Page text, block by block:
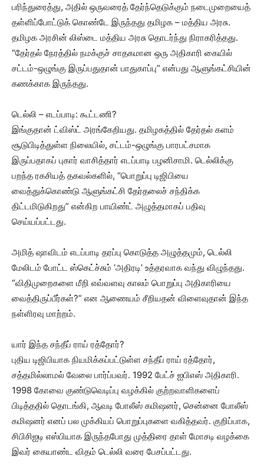
பரிந்துரைத்து, அதில் ஒருவரைத் தேர்ந்தெடுக்கும் நடைமுறையைத்
தள்ளிப்போட்டுக் கொண்டே இருந்தது தமிழக – மத்திய அரசு.
தமிழக அரசின் லிஸ்டை மத்திய அரசு தொடர்ந்து நிராகரித்தது.
“தேர்தல் நேரத்தில் நமக்குச் சாதகமான ஒரு அதிகாரி கையில்
சட்டம்-ஒழுங்கு இருப்பதுதான் பாதுகாப்பு” என்பது ஆளுங்கட்சியின்
கணக்காக இருந்தது.
டெல்லி – எடப்பாடி: கூட்டணி?
இங்குதான் ட்விஸ்ட் அரங்கேறியது. தமிழகத்தில் தேர்தல் களம்
சூடுபிடித்துள்ள நிலையில், சட்டம்-ஒழுங்கு பாரபட்சமாக
இருப்பதாகப் புகார் வாசித்தார் எடப்பாடி பழனிசாமி. டெல்லிக்கு
பறந்த ரகசியத் தகவல்களில், “பொறுப்பு டிஜிபியை
வைத்துக்கொண்டு ஆளுங்கட்சி தேர்தலைச் சந்திக்க
திட்டமிடுகிறது” என்கிற பாயிண்ட் அழுத்தமாகப் பதிவு
செய்யப்பட்டது.
அமித் ஷாவிடம் எடப்பாடி தரப்பு கொடுத்த அழுத்தமும், டெல்லி
மேலிடம் போட்ட ஸ்கெட்ச்சும் ‘அதிரடி’ உத்தரவாக வந்து விழுந்தது.
“விதிமுறைகளை மீறி எவ்வளவு காலம் பொறுப்பு அதிகாரியை
வைத்திருப்பீர்கள்?” என ஆணையம் சீறியதன் விளைவுதான் இந்த
நள்ளிரவு மாற்றம்.
யார் இந்த சந்தீப் ராய் ரத்தோர்?
புதிய டிஜிபியாக நியமிக்கப்பட்டுள்ள சந்தீப் ராய் ரத்தோர்,
சத்தமில்லாமல் வேலை பார்ப்பவர். 1992 பேட்ச் ஐபிஎஸ் அதிகாரி.
1998 கோவை குண்டுவெடிப்பு வழக்கில் குற்றவாளிகளைப்
பிடித்ததில் தொடங்கி, ஆவடி போலீஸ் கமிஷனர், சென்னை போலீஸ்
கமிஷனர் எனப் பல முக்கியப் பொறுப்புகளை வகித்தவர். குறிப்பாக,
சிபிசிஐடி எஸ்பியாக இருந்தபோது முத்திரை தாள் மோசடி வழக்கை
இவர் கையாண்ட விதம் டெல்லி வரை பேசப்பட்டது.